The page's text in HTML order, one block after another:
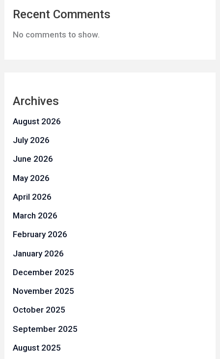
Recent Comments
No comments to show.
Archives
August 2026
July 2026
June 2026
May 2026
April 2026
March 2026
February 2026
January 2026
December 2025
November 2025
October 2025
September 2025
August 2025